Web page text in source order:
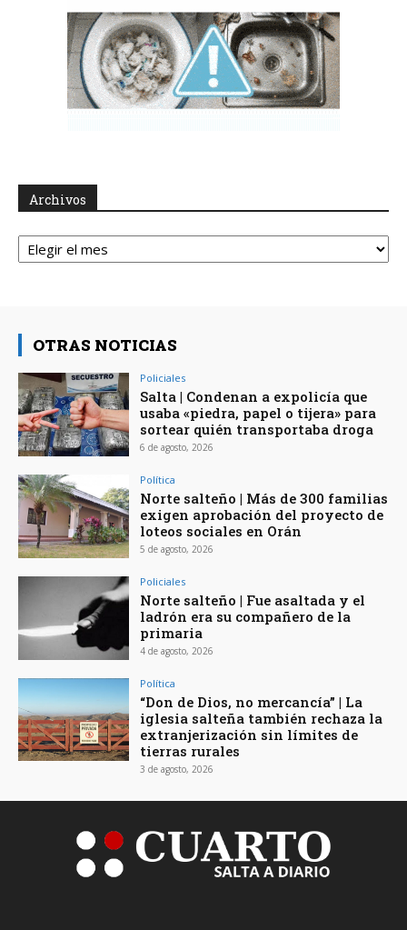
Archivos
Archivos
OTRAS NOTICIAS
Policiales
Salta | Condenan a expolicía que
usaba «piedra, papel o tijera» para
sortear quién transportaba droga
6 de agosto, 2026
Política
Norte salteño | Más de 300 familias
exigen aprobación del proyecto de
loteos sociales en Orán
5 de agosto, 2026
Policiales
Norte salteño | Fue asaltada y el
ladrón era su compañero de la
primaria
4 de agosto, 2026
Política
“Don de Dios, no mercancía” | La
iglesia salteña también rechaza la
extranjerización sin límites de
tierras rurales
3 de agosto, 2026